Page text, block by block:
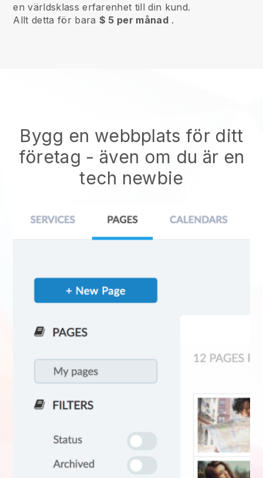
en världsklass erfarenhet till din kund.
Allt detta för bara $ 5 per månad.
Bygg en webbplats för ditt
företag - även om du är en
tech newbie